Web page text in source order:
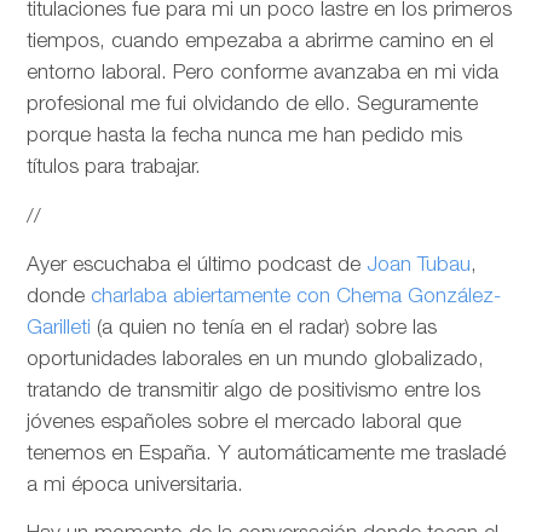
titulaciones fue para mi un poco lastre en los primeros
tiempos, cuando empezaba a abrirme camino en el
entorno laboral. Pero conforme avanzaba en mi vida
profesional me fui olvidando de ello. Seguramente
porque hasta la fecha nunca me han pedido mis
títulos para trabajar.
//
Ayer escuchaba el último podcast de Joan Tubau,
donde charlaba abiertamente con Chema González-
Garilleti (a quien no tenía en el radar) sobre las
oportunidades laborales en un mundo globalizado,
tratando de transmitir algo de positivismo entre los
jóvenes españoles sobre el mercado laboral que
tenemos en España. Y automáticamente me trasladé
a mi época universitaria.